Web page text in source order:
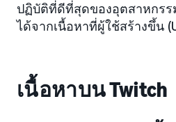
ปฏิบัติที่ดีที่สุดของอุตสาหกรร
ได้จากเนื้อหาที่ผู้ใช้สร้างขึ้น
เนื้อหาบน Twitch